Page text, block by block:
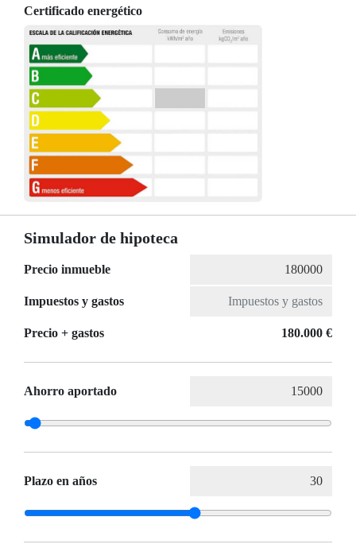
Certificado energético
Simulador de hipoteca
Precio inmueble
Impuestos y gastos
Precio + gastos 180.000 €
Ahorro aportado
Plazo en años